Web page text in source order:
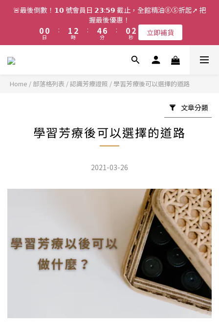
🚨最後倒數！𝟭𝟬 號會員日 𝟮𝟯:𝟱𝟵 截止，全館精油⑧⑤折起➚ 把
握最後優惠！
2
0
2
0
日
:
3
1
0
4
2
1
時
:
6
5
4
3
8
7
6
5
1
分
:
2
1
0
3
1
0
秒 立即補貨
Home / 部落格列表 /認識芳療證照 /學習芳療後可以選擇的道路
文章分類
學習芳療後可以選擇的道路
2021-03-26